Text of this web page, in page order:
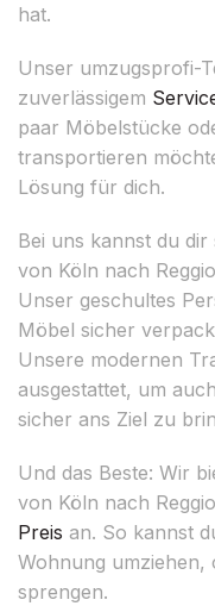
hat.
Unser umzugsprofi-
zuverlässigem
paar Möbelstücke
transportieren
Lösung für dich.
Bei uns kannst du
von Köln nach
Unser geschultes
Möbel sicher
Unsere modernen
ausgestattet, um
sicher ans Ziel zu
Und das Beste: Wir
von Köln nach
Preis an. So kannst
Wohnung umziehen,
sprengen.